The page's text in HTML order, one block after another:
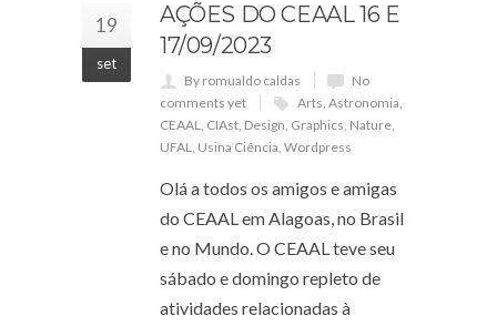
19
set
AÇÕES DO CEAAL 16 E
17/09/2023
By romualdo caldas
No
comments yet
Arts, Astronomia,
CEAAL, CIAst, Design, Graphics, Nature,
UFAL, Usina Ciência, Wordpress
Olá a todos os amigos e amigas
do CEAAL em Alagoas, no Brasil
e no Mundo. O CEAAL teve seu
sábado e domingo repleto de
atividades relacionadas à